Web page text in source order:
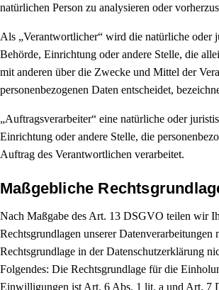
natürlichen Person zu analysieren oder
Als „Verantwortlicher“ wird die natürliche oder
Behörde, Einrichtung oder andere Stelle, die
mit anderen über die Zwecke und Mittel der
personenbezogenen Daten entscheidet,
„Auftragsverarbeiter“ eine natürliche oder
Einrichtung oder andere Stelle, die
Auftrag des Verantwortlichen verarbeitet.
Maßgebliche
Nach Maßgabe des Art. 13 DSGVO teilen wir
Rechtsgrundlagen unserer Datenverarbeitungen
Rechtsgrundlage in der Datenschutzerklärung
Folgendes: Die Rechtsgrundlage für die
Einwilligungen ist Art. 6 Abs. 1 lit. a und Art. 7